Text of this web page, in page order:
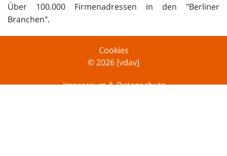
Über 100.000 Firmenadressen in den "Berliner
Branchen".
Cookies
© 2026 [vdav]
Impressum & Datenschutz